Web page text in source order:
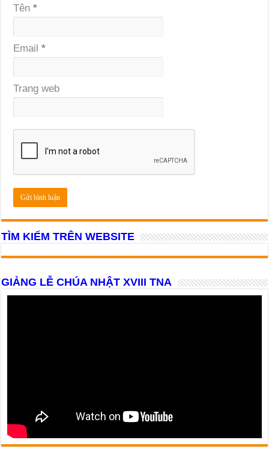
Tên*
Email*
Trang web
TÌM KIẾM TRÊN WEBSITE
GIẢNG LỄ CHÚA NHẬT XVIII TNA